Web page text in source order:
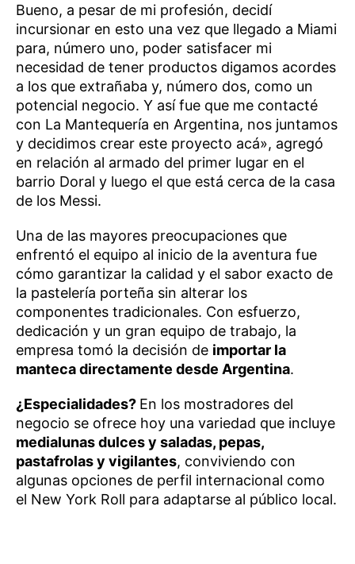
Bueno, a pesar de mi profesión, decidí
incursionar en esto una vez que llegado a Miami
para, número uno, poder satisfacer mi
necesidad de tener productos digamos acordes
a los que extrañaba y, número dos, como un
potencial negocio. Y así fue que me contacté
con La Mantequería en Argentina, nos juntamos
y decidimos crear este proyecto acá», agregó
en relación al armado del primer lugar en el
barrio Doral y luego el que está cerca de la casa
de los Messi.
Una de las mayores preocupaciones que
enfrentó el equipo al inicio de la aventura fue
cómo garantizar la calidad y el sabor exacto de
la pastelería porteña sin alterar los
componentes tradicionales. Con esfuerzo,
dedicación y un gran equipo de trabajo, la
empresa tomó la decisión de importar la
manteca directamente desde Argentina.
¿Especialidades? En los mostradores del
negocio se ofrece hoy una variedad que incluye
medialunas dulces y saladas, pepas,
pastafrolas y vigilantes, conviviendo con
algunas opciones de perfil internacional como
el New York Roll para adaptarse al público local.